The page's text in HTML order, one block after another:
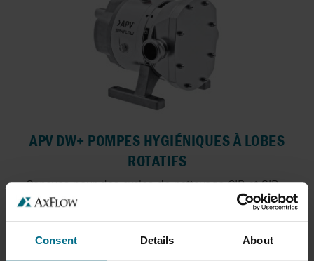
Consent Details About
APV DW+ POMPES HYGIÉNIQUES À LOBES
ROTATIFS
Conçues pour des cycles de nettoyage CIP et SIP...
Débit volumique jusqu'à 249 m³/h
Pression jusqu'à 30 bar